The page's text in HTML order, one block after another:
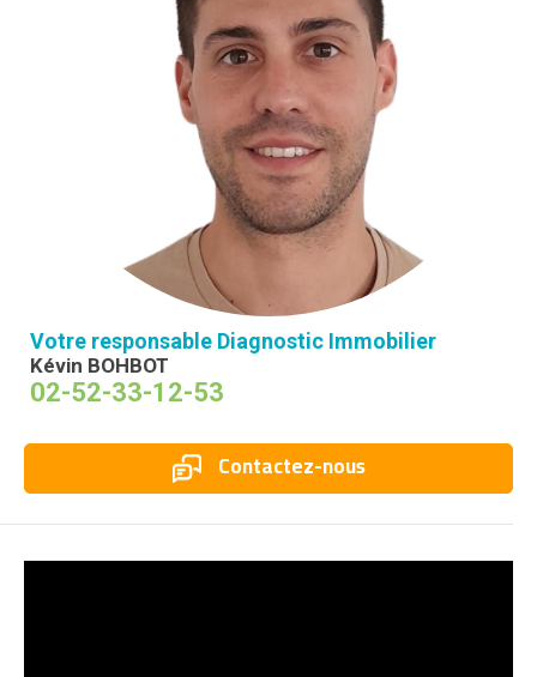
Votre responsable Diagnostic Immobilier
Kévin BOHBOT
02-52-33-12-53
Contactez-nous